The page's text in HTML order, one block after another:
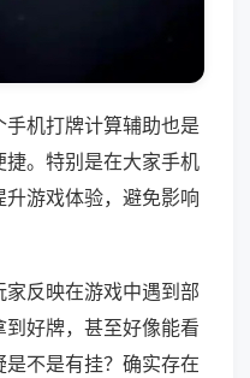
机打牌计算辅助也是
。特别是在大家手机
游戏体验，避免影响
反映在游戏中遇到部
好牌，甚至好像能看
不是有挂？确实存在